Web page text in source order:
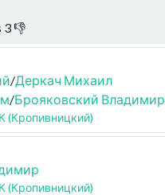
3👎
/Деркач Михаил
/Брояковский Владимир